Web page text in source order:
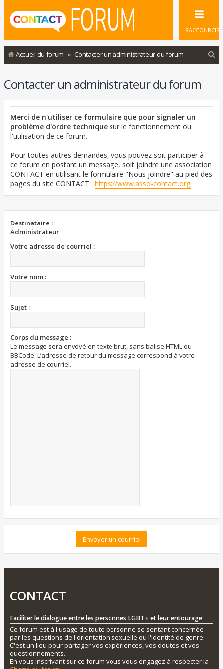
RACCOURCIS
Accueil du forum Contacter un administrateur du forum
Contacter un administrateur du forum
Merci de n'utiliser ce formulaire que pour signaler un
problème d'ordre technique sur le fonctionnement ou
l'utilisation de ce forum.
Pour toutes autres demandes, vous pouvez soit participer à
ce forum en postant un message, soit joindre une association
CONTACT en utilisant le formulaire "Nous joindre" au pied des
pages du site CONTACT : https://www.asso-contact.org
Destinataire :
Administrateur
Votre adresse de courriel :
Votre nom :
Sujet :
Corps du message :
Le message sera envoyé en texte brut, sans balise HTML ou
BBCode. L’adresse de retour du message correspond à votre
adresse de courriel.
CONTACT
Faciliter le dialogue entre les personnes LGBT+ et leur entourage
Ce forum est à l'usage de toute personne se sentant concernée
par les questions de l'orientation sexuelle ou l'identité de genre.
C'est un lieu pour partager vos expériences, vos doutes et vos
questionnements.
En vous inscrivant sur ce forum vous vous engagez à respecter la